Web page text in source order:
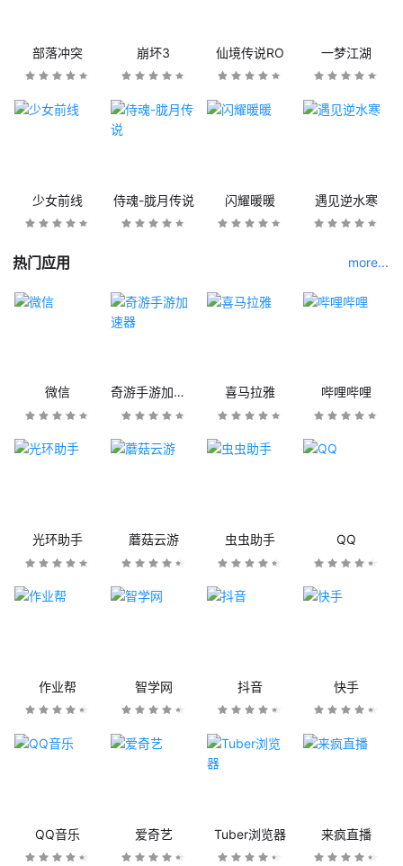
部落冲突 崩坏3 仙境传说RO 一梦江湖
少女前线 侍魂-胧月传说 闪耀暖暖 遇见逆水寒
热门应用 more...
微信 奇游手游加速器 喜马拉雅 哔哩哔哩
光环助手 蘑菇云游 虫虫助手 QQ
作业帮 智学网 抖音 快手
QQ音乐 爱奇艺 Tuber浏览器 来疯直播